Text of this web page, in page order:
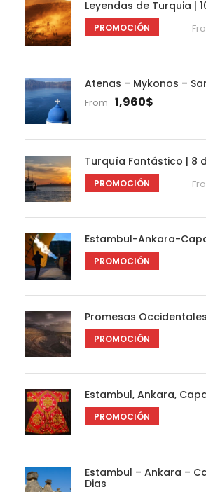
Leyendas de Turquia |
PROMOCIÓN
Atenas – Mykonos –
From 1,960$
Turquía Fantástico | 8
PROMOCIÓN
Estambul-Ankara-
PROMOCIÓN
Promesas
PROMOCIÓN
Estambul, Ankara,
PROMOCIÓN
Estambul – Ankara –
Dias